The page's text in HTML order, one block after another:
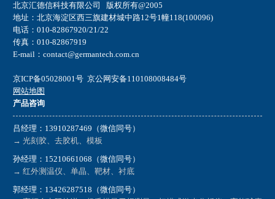
北京汇德信科技有限公司 版权所有@2005
地址：北京海淀区西三旗建材城中路12号1幢118(100096)
电话：010-82867920/21/22
传真：010-82867919
E-mail：contact@germantech.com.cn
京ICP备05028001号 京公网安备110108008484号
网站地图
产品咨询
吕经理：13910287469（微信同号）
→ 光刻胶、去胶机、模板
孙经理：15210661068（微信同号）
→ 红外测温仪、单晶、靶材、衬底
郭经理：13426287518（微信同号）